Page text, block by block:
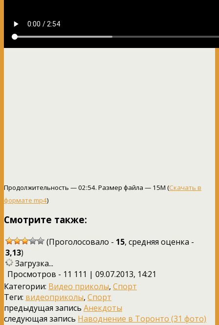
Продолжительность — 02:54. Размер файла — 15M (Скачать в
формате mp4)
Смотрите также:
(Проголосовало - 15, средняя оценка -
3,13)
Загрузка...
Просмотров - 11 111 | 09.07.2013, 14:21
Категории: Видео приколы, Спорт
Теги: видеоприколы, Спорт
предыдущая запись Анекдоты
следующая запись Наводнение в Торонто (31 фото)